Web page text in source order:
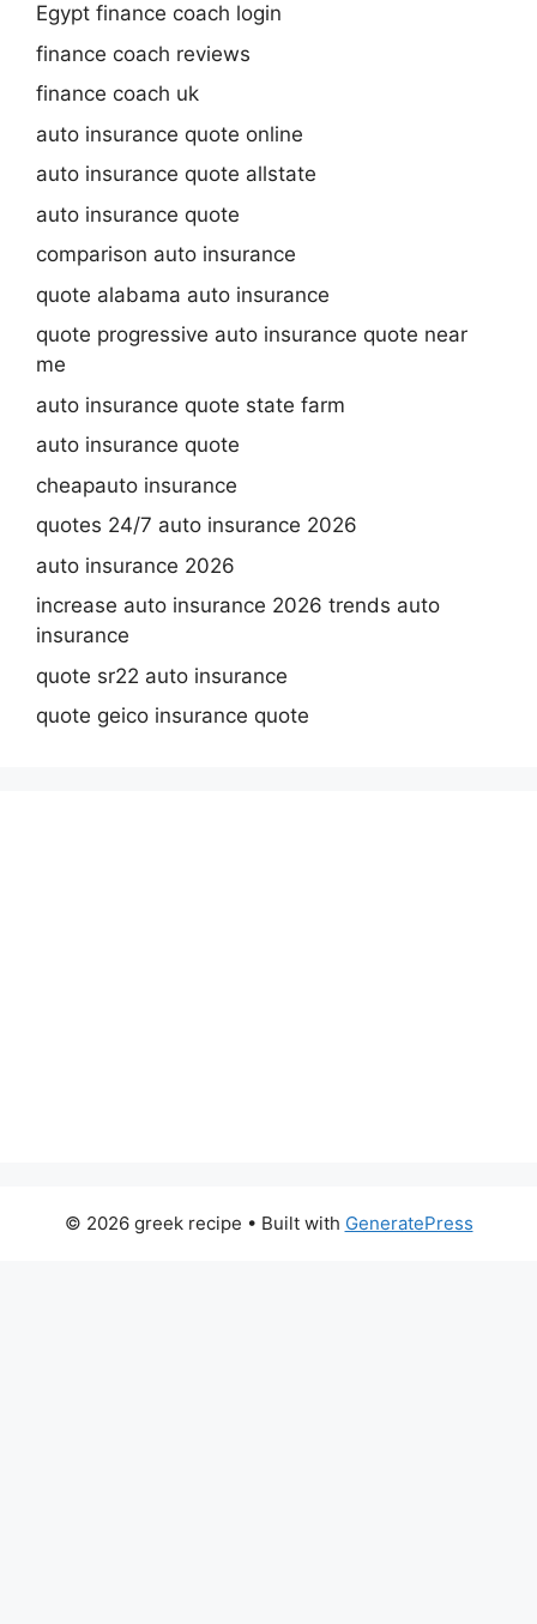
Egypt finance coach login
finance coach reviews
finance coach uk
auto insurance quote online
auto insurance quote allstate
auto insurance quote
comparison auto insurance
quote alabama auto insurance
quote progressive auto insurance quote near
me
auto insurance quote state farm
auto insurance quote
cheapauto insurance
quotes 24/7 auto insurance 2026
auto insurance 2026
increase auto insurance 2026 trends auto
insurance
quote sr22 auto insurance
quote geico insurance quote
© 2026 greek recipe • Built with GeneratePress